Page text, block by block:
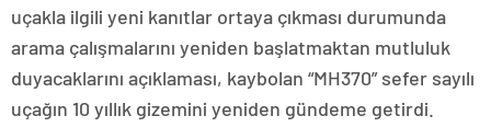
uçakla ilgili yeni kanıtlar ortaya çıkması durumunda
arama çalışmalarını yeniden başlatmaktan mutluluk
duyacaklarını açıklaması, kaybolan “MH370” sefer sayılı
uçağın 10 yıllık gizemini yeniden gündeme getirdi.